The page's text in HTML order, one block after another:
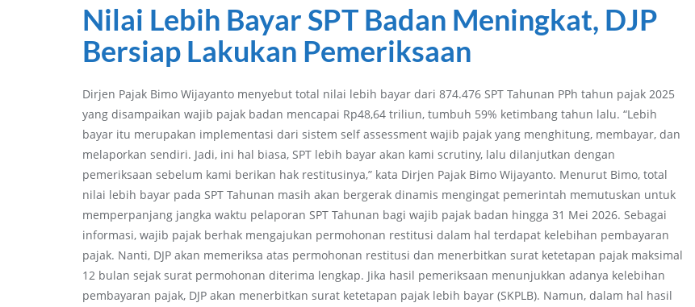
Nilai Lebih Bayar SPT Badan Meningkat, DJP
Bersiap Lakukan Pemeriksaan
Dirjen Pajak Bimo Wijayanto menyebut total nilai lebih bayar dari 874.476 SPT Tahunan PPh tahun pajak 2025
yang disampaikan wajib pajak badan mencapai Rp48,64 triliun, tumbuh 59% ketimbang tahun lalu. “Lebih
bayar itu merupakan implementasi dari sistem self assessment wajib pajak yang menghitung, membayar, dan
melaporkan sendiri. Jadi, ini hal biasa, SPT lebih bayar akan kami scrutiny, lalu dilanjutkan dengan
pemeriksaan sebelum kami berikan hak restitusinya,” kata Dirjen Pajak Bimo Wijayanto. Menurut Bimo, total
nilai lebih bayar pada SPT Tahunan masih akan bergerak dinamis mengingat pemerintah memutuskan untuk
memperpanjang jangka waktu pelaporan SPT Tahunan bagi wajib pajak badan hingga 31 Mei 2026. Sebagai
informasi, wajib pajak berhak mengajukan permohonan restitusi dalam hal terdapat kelebihan pembayaran
pajak. Nanti, DJP akan memeriksa atas permohonan restitusi dan menerbitkan surat ketetapan pajak maksimal
12 bulan sejak surat permohonan diterima lengkap. Jika hasil pemeriksaan menunjukkan adanya kelebihan
pembayaran pajak, DJP akan menerbitkan surat ketetapan pajak lebih bayar (SKPLB). Namun, dalam hal hasil